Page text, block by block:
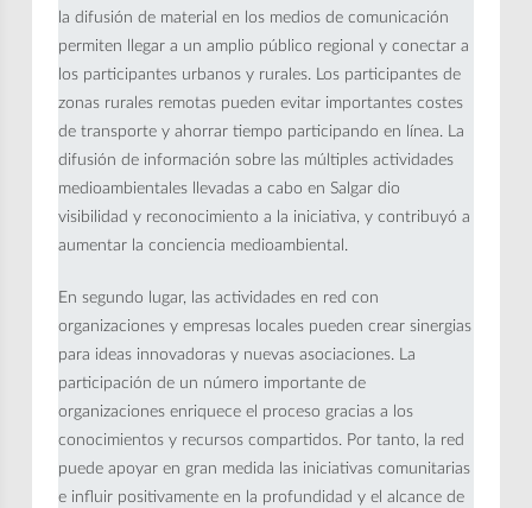
la difusión de material en los medios de comunicación
permiten llegar a un amplio público regional y conectar a
los participantes urbanos y rurales. Los participantes de
zonas rurales remotas pueden evitar importantes costes
de transporte y ahorrar tiempo participando en línea. La
difusión de información sobre las múltiples actividades
medioambientales llevadas a cabo en Salgar dio
visibilidad y reconocimiento a la iniciativa, y contribuyó a
aumentar la conciencia medioambiental.
En segundo lugar, las actividades en red con
organizaciones y empresas locales pueden crear sinergias
para ideas innovadoras y nuevas asociaciones. La
participación de un número importante de
organizaciones enriquece el proceso gracias a los
conocimientos y recursos compartidos. Por tanto, la red
puede apoyar en gran medida las iniciativas comunitarias
e influir positivamente en la profundidad y el alcance de